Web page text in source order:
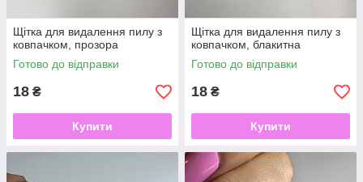
Щітка для видалення пилу з
ковпачком, прозора
Готово до відправки
18 ₴
Купити
Щітка для видалення пилу з
ковпачком, блакитна
Готово до відправки
18 ₴
Купити